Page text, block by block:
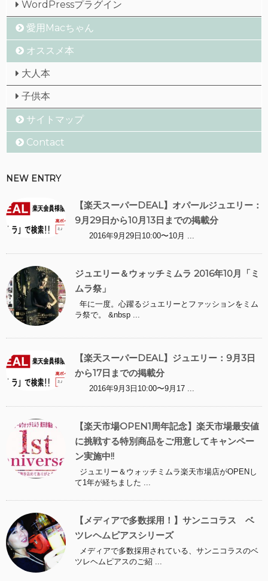
WordPressプラグイン
愛用Macちゃん
オススメ本
大人本
子供本
サイトマップ
Contact
NEW ENTRY
【楽天スーパーDEAL】オパールジュエリー：
9月29日から10月13日までの掲載分
2016年9月29日10:00〜10月 ...
ジュエリー＆ウォッチミムラ 2016年10月「ミ
ムラ祭」
年に一度。心躍るジュエリーとファッションをミム
ラ祭で。 &nbsp ...
【楽天スーパーDEAL】ジュエリー：9月3日
から17日までの掲載分
2016年9月3日10:00〜9月17 ...
【楽天市場OPEN1周年記念】楽天市場最安値
に挑戦する特別商品をご用意してキャンペー
ン実施中!!
ジュエリー＆ウォッチミムラ楽天市場店がOPENし
て1年が経ちました ...
【メディアで多数採用！】サンニコラス ベ
ツレヘムピアスシリーズ
メディアで多数採用されている、サンニコラスのベ
ツレヘムピアスのご紹 ...